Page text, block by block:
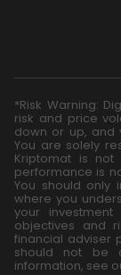
*Risk Warning:
risk and price
down or up, and
You are solely
Kriptomat is
performance is
You should only
where you
your investment
objectives and
financial adviser
should not be
information, see